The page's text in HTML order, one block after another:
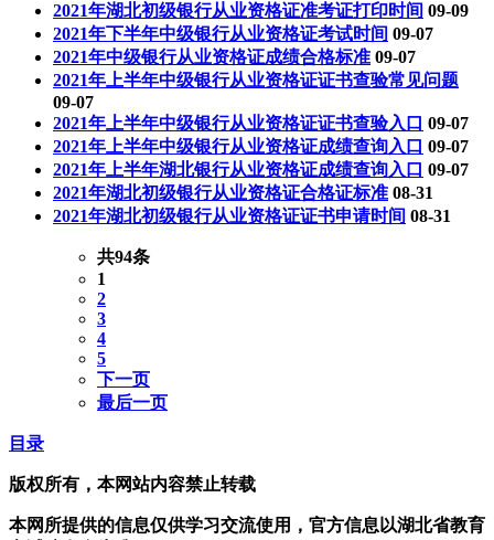
2021年湖北初级银行从业资格证准考证打印时间 09-09
2021年下半年中级银行从业资格证考试时间 09-07
2021年中级银行从业资格证成绩合格标准 09-07
2021年上半年中级银行从业资格证证书查验常见问题
09-07
2021年上半年中级银行从业资格证证书查验入口 09-07
2021年上半年中级银行从业资格证成绩查询入口 09-07
2021年上半年湖北银行从业资格证成绩查询入口 09-07
2021年湖北初级银行从业资格证合格证标准 08-31
2021年湖北初级银行从业资格证证书申请时间 08-31
共94条
1
2
3
4
5
下一页
最后一页
目录
版权所有，本网站内容禁止转载
本网所提供的信息仅供学习交流使用，官方信息以湖北省教育